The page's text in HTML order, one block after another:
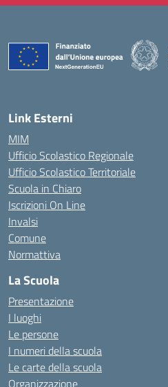
Link Esterni
MIM
Ufficio Scolastico Regionale
Ufficio Scolastico Territoriale
Scuola in Chiaro
Iscrizioni On Line
Invalsi
Comune
Normattiva
La Scuola
Presentazione
I luoghi
Le persone
I numeri della scuola
Le carte della scuola
Organizzazione